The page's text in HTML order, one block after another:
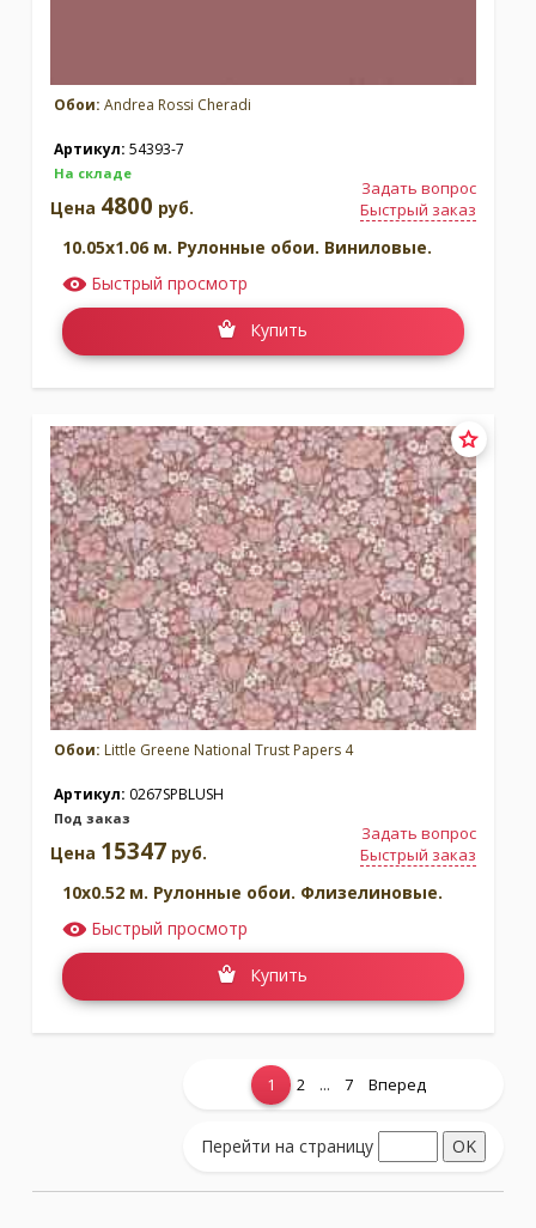
Обои: Andrea Rossi Cheradi
Артикул: 54393-7
На складе
Задать вопрос
Быстрый заказ
Цена 4800 руб.
10.05x1.06 м. Рулонные обои. Виниловые.
Быстрый просмотр
Купить
Обои: Little Greene National Trust Papers 4
Артикул: 0267SPBLUSH
Под заказ
Задать вопрос
Быстрый заказ
Цена 15347 руб.
10x0.52 м. Рулонные обои. Флизелиновые.
Быстрый просмотр
Купить
Показать еще...
1 2 ... 7 Вперед
Перейти на страницу